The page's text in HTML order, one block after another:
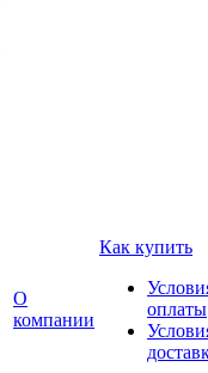
О
компании
Как купить
оплаты